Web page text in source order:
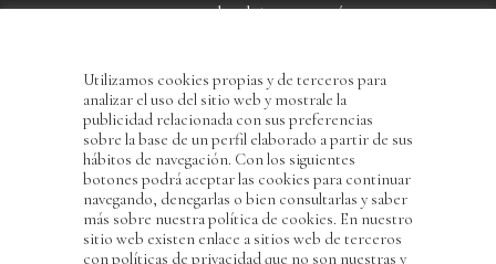
que contarte- puedes dejarnos aquí tu
Utilizamos cookies propias y de terceros para
analizar el uso del sitio web y mostrale la
publicidad relacionada con sus preferencias
sobre la base de un perfil elaborado a partir de sus
hábitos de navegación. Con los siguientes
botones podrá aceptar las cookies para continuar
navegando, denegarlas o bien consultarlas y saber
más sobre nuestra política de cookies. En nuestro
sitio web existen enlace a sitios web de terceros
con políticas de privacidad que no son nuestras y